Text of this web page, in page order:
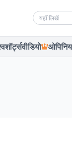
Search
शॉर्ट्सवीडियो